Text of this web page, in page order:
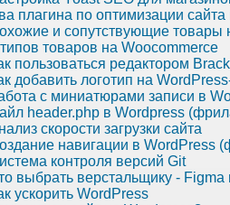
плагина по оптимизации
и сопутствующие товары
товаров на Woocommerce
пользоваться редактором
добавить логотип на
с миниатюрами записи в
header.php в Wordpress
скорости загрузки сайта
навигации в WordPress
контроля версий Git
выбрать верстальщику -
ускорить WordPress